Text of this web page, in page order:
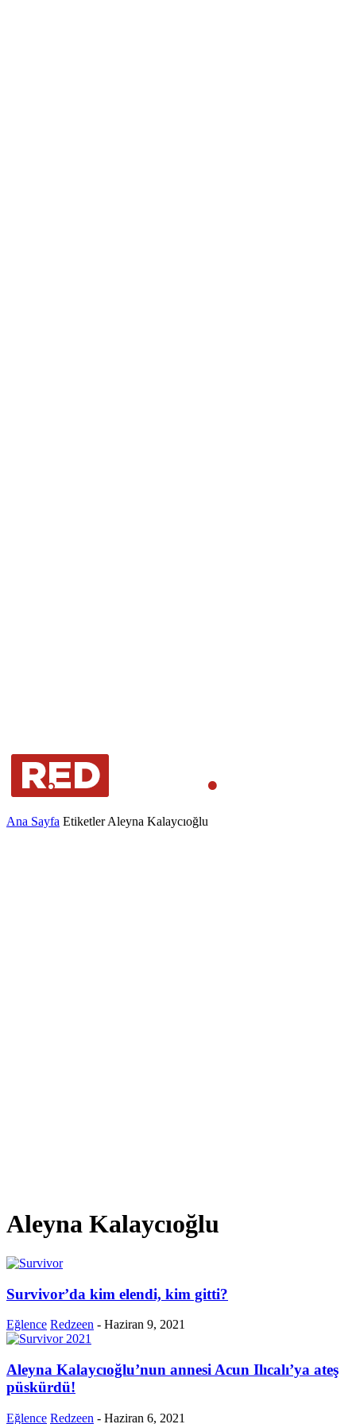
Ana Sayfa Etiketler Aleyna Kalaycıoğlu
Aleyna Kalaycıoğlu
Survivor’da kim elendi, kim gitti?
Eğlence Redzeen - Haziran 9, 2021
Aleyna Kalaycıoğlu’nun annesi Acun Ilıcalı’ya ateş
püskürdü!
Eğlence Redzeen - Haziran 6, 2021